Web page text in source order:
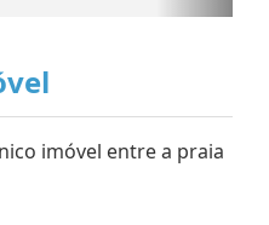
imóvel entre a praia